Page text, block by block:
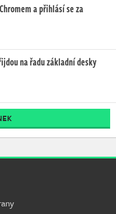
a přihlásí se za
na řadu základní desky